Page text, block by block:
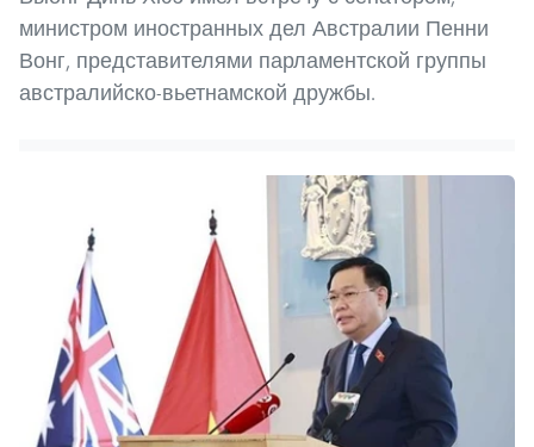
министром иностранных дел Австралии Пенни
Вонг, представителями парламентской группы
австралийско-вьетнамской дружбы.